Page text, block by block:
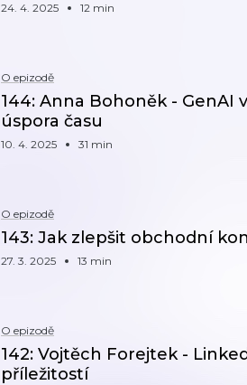
24. 4. 2025 12 min
O epizodě
144: Anna Bohoněk - GenAI
úspora času
10. 4. 2025 31 min
O epizodě
143: Jak zlepšit obchodní
27. 3. 2025 13 min
O epizodě
142: Vojtěch Forejtek -
příležitostí